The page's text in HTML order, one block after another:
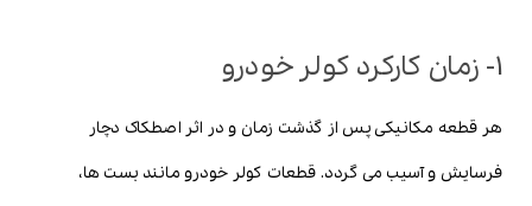
1- زمان کارکرد کولر خودرو
هر قطعه مکانیکی پس از گذشت زمان و در اثر اصطکاک دچار
فرسایش و آسیب می گردد. قطعات کولر خودرو مانند بست ها،